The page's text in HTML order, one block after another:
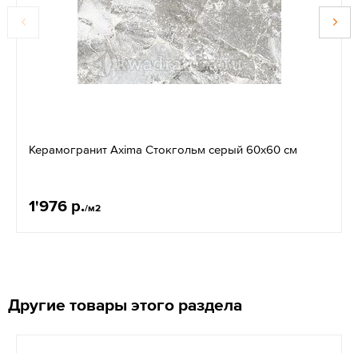
Керамогранит Axima Стокгольм серый 60х60 см
1'976 р./м2
Другие товары этого раздела